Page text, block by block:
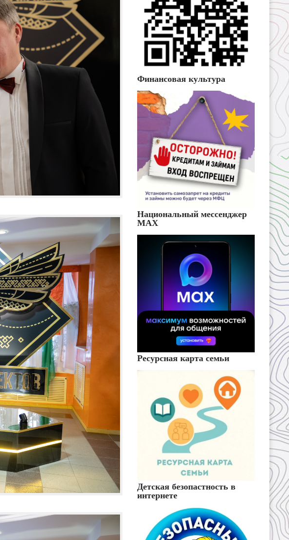
Финансовая культура
Национальный мессенджер
MAX
Ресурсная карта семьи
Детская безопастность в
интернете